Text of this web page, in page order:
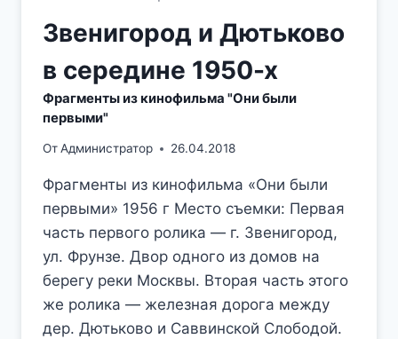
Звенигород и Дютьково
в середине 1950-х
Фрагменты из кинофильма "Они были
первыми"
ОтАдминистратор 26.04.2018
Фрагменты из кинофильма «Они были
первыми» 1956 г Место съемки: Первая
часть первого ролика — г. Звенигород,
ул. Фрунзе. Двор одного из домов на
берегу реки Москвы. Вторая часть этого
же ролика — железная дорога между
дер. Дютьково и Саввинской Слободой.